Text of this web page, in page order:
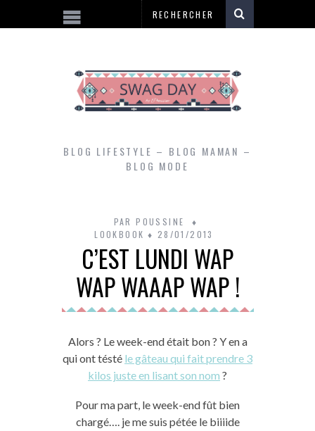
BLOG LIFESTYLE – BLOG MAMAN –
BLOG MODE
PAR POUSSINE
LOOKBOOK
28/01/2013
C’EST LUNDI WAP
WAP WAAAP WAP !
Alors ? Le week-end était bon ? Y en a
qui ont tésté le gâteau qui fait prendre 3
kilos juste en lisant son nom ?
Pour ma part, le week-end fût bien
chargé…. je me suis pétée le biiiide